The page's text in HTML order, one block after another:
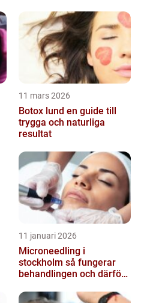
11 mars 2026
Botox lund en guide till
trygga och naturliga
resultat
11 januari 2026
Microneedling i
stockholm så fungerar
behandlingen och därför